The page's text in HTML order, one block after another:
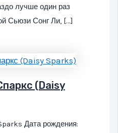
лучше один раз
Сьюзи Сонг Ли, […]
(Daisy
Дата рождения: